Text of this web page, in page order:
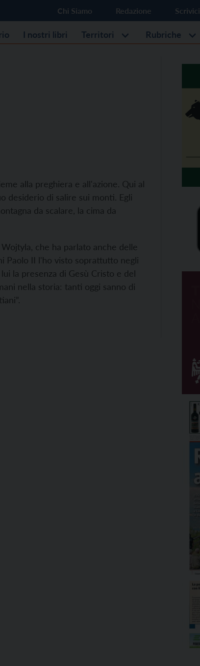
Chi Siamo Redazione Scrivici
I nostri libri Territori Rubriche
alla preghiera e all'azione. Qui al
desiderio di salire sui monti. Egli
da scalare, la cima da
che ha parlato anche delle
Paolo II l'ho visto soprattutto negli
la presenza di Gesù Cristo e del
nella storia: tanti oggi sanno di